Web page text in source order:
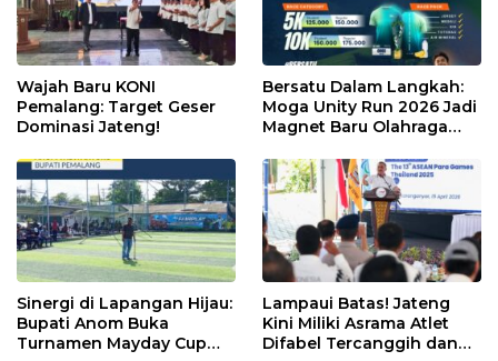
Wajah Baru KONI
Pemalang: Target Geser
Dominasi Jateng!
Bersatu Dalam Langkah:
Moga Unity Run 2026 Jadi
Magnet Baru Olahraga
Sinergi di Lapangan Hijau:
Bupati Anom Buka
Turnamen Mayday Cup
Lampaui Batas! Jateng
Kini Miliki Asrama Atlet
Difabel Tercanggih dan